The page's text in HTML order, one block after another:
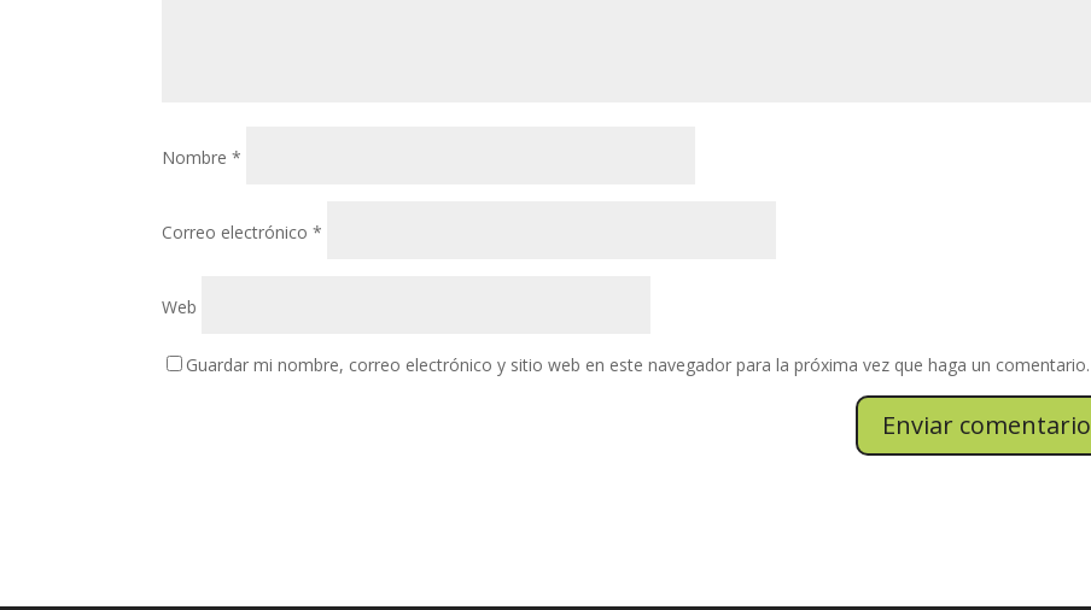
Nombre*
Correo electrónico*
Web
Guardar mi nombre, correo electrónico y sitio web en este navegador para la próxima vez que haga un comentario.